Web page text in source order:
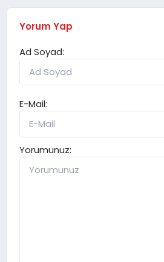
Yorum Yap
Ad Soyad:
E-Mail:
Yorumunuz: